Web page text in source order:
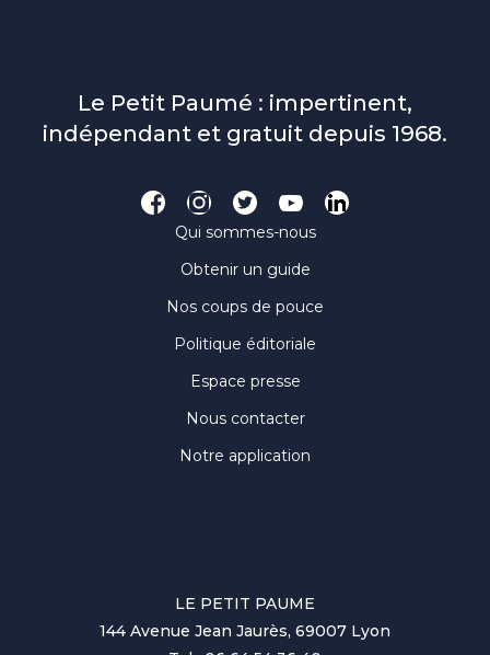
Le Petit Paumé : impertinent,
indépendant et gratuit depuis 1968.
Qui sommes-nous
Obtenir un guide
Nos coups de pouce
Politique éditoriale
Espace presse
Nous contacter
Notre application
LE PETIT PAUME
144 Avenue Jean Jaurès, 69007 Lyon